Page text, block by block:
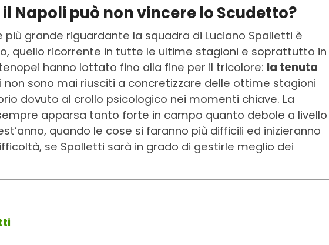
il Napoli può non vincere lo Scudetto?
grande riguardante la squadra di Luciano Spalletti è
quello ricorrente in tutte le ultime stagioni e soprattutto in
hanno lottato fino alla fine per il tricolore: la tenuta
non sono mai riusciti a concretizzare delle ottime stagioni
dovuto al crollo psicologico nei momenti chiave. La
apparsa tanto forte in campo quanto debole a livello
quando le cose si faranno più difficili ed inizieranno
se Spalletti sarà in grado di gestirle meglio dei